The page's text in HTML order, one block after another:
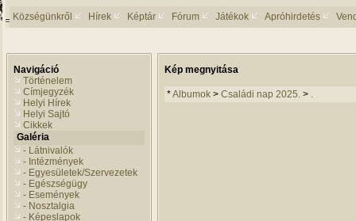
Községünkről Hírek Képtár Fórum Játékok Apróhirdetés
Navigáció
Történelem
Címjegyzék
Helyi Hírek
Helyi Sajtó
Cikkek
Galéria
- Látnivalók
- Intézmények
- Egyesületek/Szervezetek
- Egészségügy
- Események
- Nosztalgia
- Képeslapok
Kép megnyitása
*Albumok > Családi nap 2025. > .